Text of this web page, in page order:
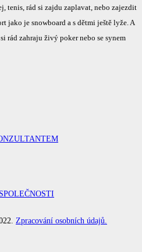
tenis, rád si zajdu zaplavat, nebo zajezdit
jako je snowboard a s dětmi ještě lyže. A
rád zahraju živý poker nebo se synem
Zpracování osobních údajů.